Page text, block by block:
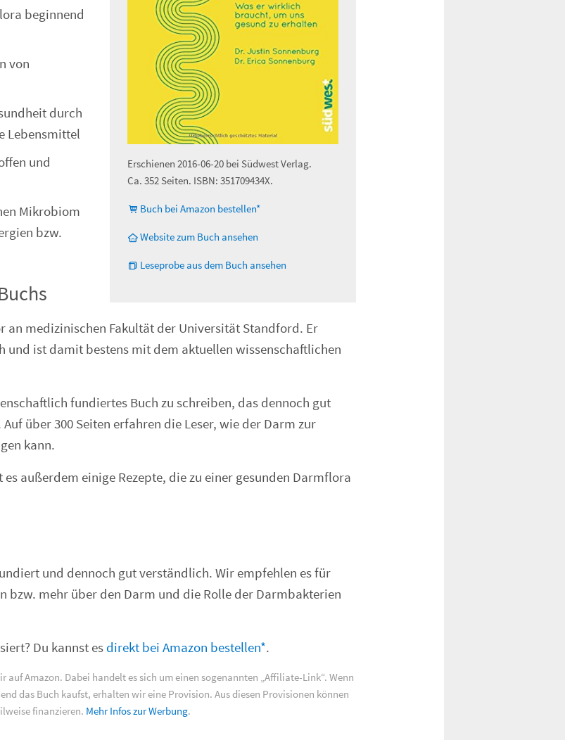
Erschienen 2016-06-20 bei Südwest Verlag.
Ca. 352 Seiten. ISBN: 351709434X.
Buch bei Amazon bestellen*
Website zum Buch ansehen
Leseprobe aus dem Buch ansehen
beginnend
von
durch
Lebensmittel
und
Mikrobiom
bzw.
an medizinischen Fakultät der Universität Standford. Er
und ist damit bestens mit dem aktuellen wissenschaftlichen
fundiertes Buch zu schreiben, das dennoch gut
über 300 Seiten erfahren die Leser, wie der Darm zur
kann.
es außerdem einige Rezepte, die zu einer gesunden Darmflora
und dennoch gut verständlich. Wir empfehlen es für
bzw. mehr über den Darm und die Rolle der Darmbakterien
Du kannst es direkt bei Amazon bestellen*.
auf Amazon. Dabei handelt es sich um einen sogenannten Affiliate-Link . Wenn
das Buch kaufst, erhalten wir eine Provision. Aus diesen Provisionen können
finanzieren. Mehr Infos zur Werbung.